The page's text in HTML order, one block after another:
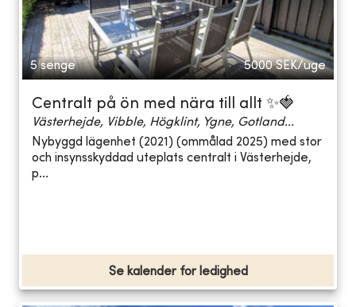
5 senge 5000 SEK/uge
Centralt på ön med nära till allt ✨🍓
Västerhejde, Vibble, Högklint, Ygne, Gotland...
Nybyggd lägenhet (2021) (ommålad 2025) med stor
och insynsskyddad uteplats centralt i Västerhejde,
p...
Se kalender for ledighed